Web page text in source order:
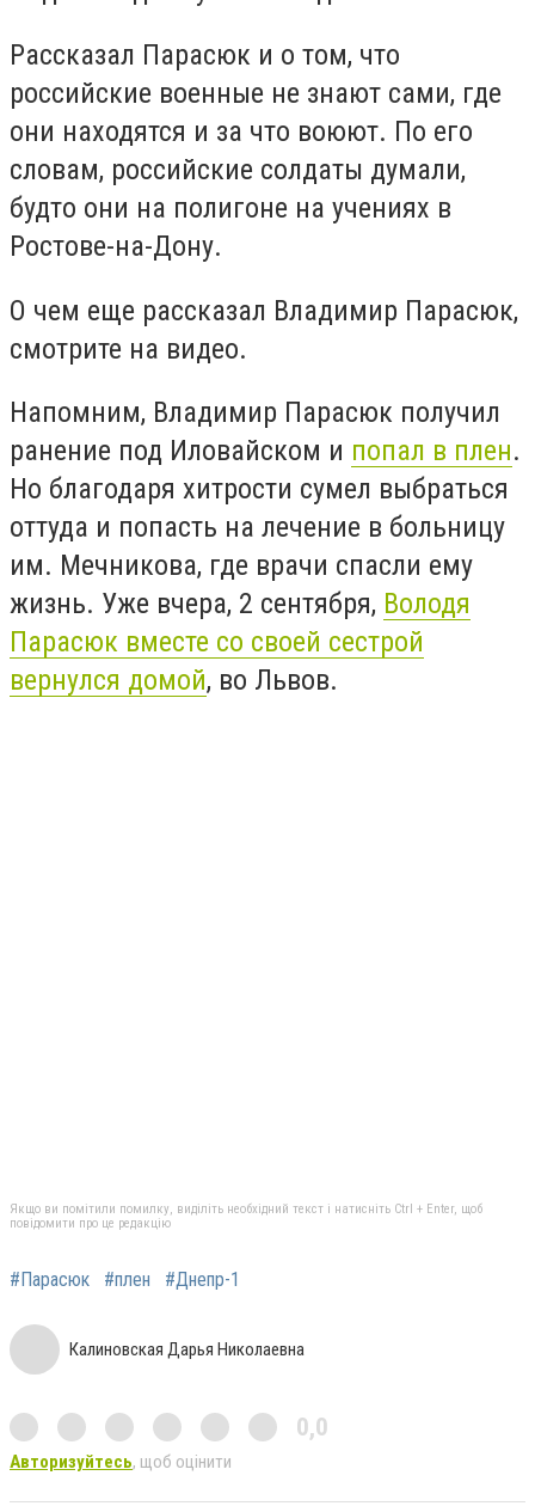
Рассказал Парасюк и о том, что
российские военные не знают сами, где
они находятся и за что воюют. По его
словам, российские солдаты думали,
будто они на полигоне на учениях в
Ростове-на-Дону.
О чем еще рассказал Владимир Парасюк,
смотрите на видео.
Напомним, Владимир Парасюк получил
ранение под Иловайском и попал в плен.
Но благодаря хитрости сумел выбраться
оттуда и попасть на лечение в больницу
им. Мечникова, где врачи спасли ему
жизнь. Уже вчера, 2 сентября, Володя
Парасюк вместе со своей сестрой
вернулся домой, во Львов.
Якщо ви помітили помилку, виділіть необхідний текст і натисніть Ctrl + Enter, щоб
повідомити про це редакцію
#Парасюк #плен #Днепр-1
Калиновская Дарья Николаевна
0,0
Авторизуйтесь, щоб оцінити